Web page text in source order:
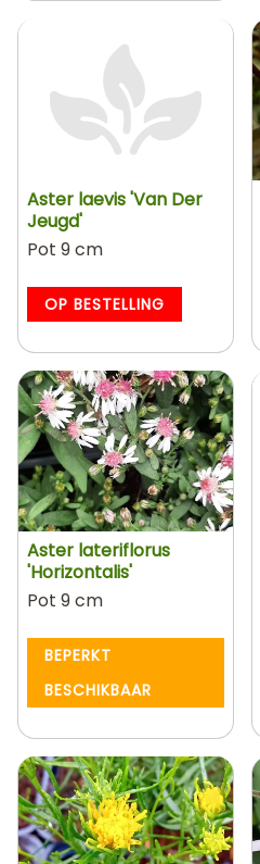
Aster laevis 'Van Der
Jeugd'
Pot 9 cm
OP BESTELLING
Aster lateriflorus
'Horizontalis'
Pot 9 cm
BEPERKT
BESCHIKBAAR